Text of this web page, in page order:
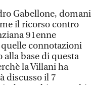
Gabellone, domani
il ricorso contro
91enne
connotazioni
base di questa
la Villani ha
discusso il 7